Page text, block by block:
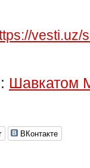
vesti.uz/
Шавкатом
ВКонтакте